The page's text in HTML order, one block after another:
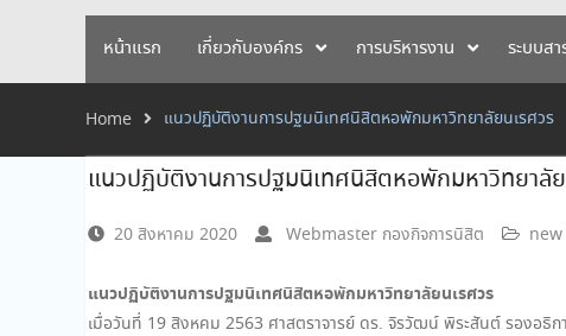
หน้าแรก เกี่ยวกับองค์กร การบริหารงาน ระบบส
Home แนวปฏิบัติงานการปฐมนิเทศนิสิตหอพักมหาวิทยาลัยนเรศวร
แนวปฏิบัติงานการปฐมนิเทศนิสิตหอพักมหาวิทยาลั
20 สิงหาคม 2020 Webmaster กองกิจการนิสิต
แนวปฏิบัติงานการปฐมนิเทศนิสิตหอพักมหาวิทยาลัยนเรศวร
เมื่อวันที่ 19 สิงหคม 2563 ศาสตราจารย์ ดร. จิรวัฒน์ พิระสันต์ รองอธิก